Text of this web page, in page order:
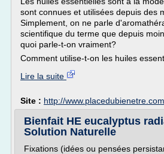
sont connues et utilisées depuis des
Simplement, on ne parle
scientifique du terme que depuis
quoi parle-t-on vraiment?
Comment utilise-t-on les huiles
Lire la suite
Site : http://www.placedubienetre.com
Bienfait HE eucalyptus
Solution Naturelle
Fixations (idées ou pensées